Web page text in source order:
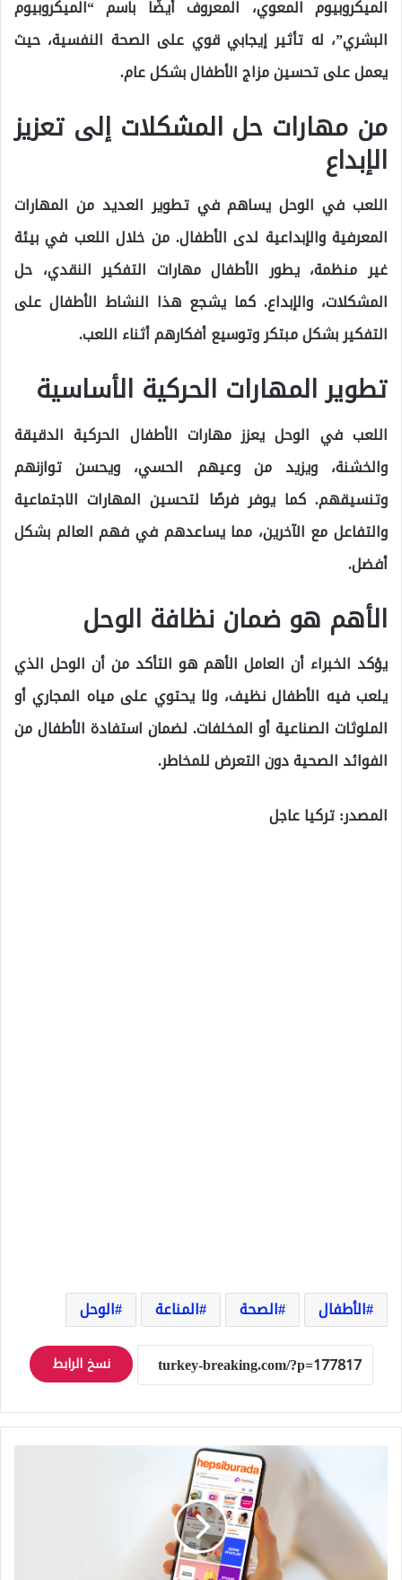
الميكروبيوم المعوي، المعروف أيضًا باسم “الميكروبيوم
البشري”، له تأثير إيجابي قوي على الصحة النفسية، حيث
يعمل على تحسين مزاج الأطفال بشكل عام.
من مهارات حل المشكلات إلى تعزيز
الإبداع
اللعب في الوحل يساهم في تطوير العديد من المهارات
المعرفية والإبداعية لدى الأطفال. من خلال اللعب في بيئة
غير منظمة، يطور الأطفال مهارات التفكير النقدي، حل
المشكلات، والإبداع. كما يشجع هذا النشاط الأطفال على
التفكير بشكل مبتكر وتوسيع أفكارهم أثناء اللعب.
تطوير المهارات الحركية الأساسية
اللعب في الوحل يعزز مهارات الأطفال الحركية الدقيقة
والخشنة، ويزيد من وعيهم الحسي، ويحسن توازنهم
وتنسيقهم. كما يوفر فرصًا لتحسين المهارات الاجتماعية
والتفاعل مع الآخرين، مما يساعدهم في فهم العالم بشكل
أفضل.
الأهم هو ضمان نظافة الوحل
يؤكد الخبراء أن العامل الأهم هو التأكد من أن الوحل الذي
يلعب فيه الأطفال نظيف، ولا يحتوي على مياه المجاري أو
الملوثات الصناعية أو المخلفات. لضمان استفادة الأطفال من
الفوائد الصحية دون التعرض للمخاطر.
المصدر: تركيا عاجل
الأطفال الصحة المناعة الوحل
نسخ الرابط
Hepsiburada
التركي
في